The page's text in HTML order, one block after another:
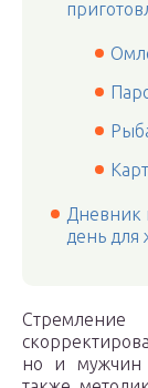
Дневник
день
но и мужчин